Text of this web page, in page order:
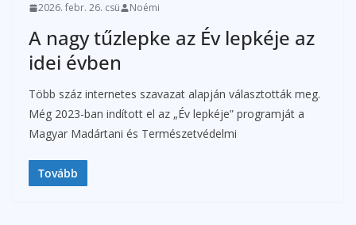
2026. febr. 26. csü Noémi
A nagy tűzlepke az Év lepkéje az
idei évben
Több száz internetes szavazat alapján választották meg.
Még 2023-ban indított el az „Év lepkéje” programját a
Magyar Madártani és Természetvédelmi
Tovább